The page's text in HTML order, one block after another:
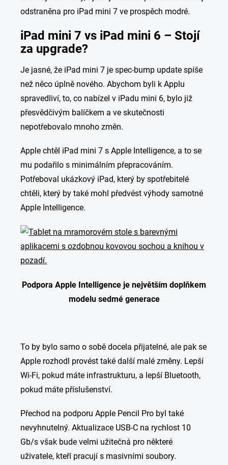
odstraněna pro iPad mini 7 ve prospěch modré.
iPad mini 7 vs iPad mini 6 – Stojí
za upgrade?
Je jasné, že iPad mini 7 je spec-bump update spíše
než něco úplně nového. Abychom byli k Applu
spravedliví, to, co nabízel v iPadu mini 6, bylo již
přesvědčivým balíčkem a ve skutečnosti
nepotřebovalo mnoho změn.
Apple chtěl iPad mini 7 s Apple Intelligence, a to se
mu podařilo s minimálním přepracováním.
Potřeboval ukázkový iPad, který by spotřebitelé
chtěli, který by také mohl předvést výhody samotné
Apple Intelligence.
Podpora Apple Intelligence je největším doplňkem
modelu sedmé generace
To by bylo samo o sobě docela přijatelné, ale pak se
Apple rozhodl provést také další malé změny. Lepší
Wi-Fi, pokud máte infrastrukturu, a lepší Bluetooth,
pokud máte příslušenství.
Přechod na podporu Apple Pencil Pro byl také
nevyhnutelný. Aktualizace USB-C na rychlost 10
Gb/s však bude velmi užitečná pro některé
uživatele, kteří pracují s masivními soubory.